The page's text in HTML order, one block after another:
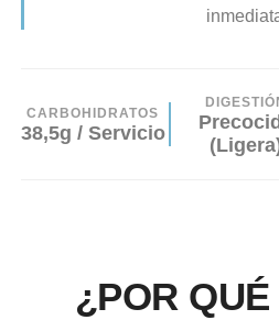
CARBOHIDRATOS
38,5g / Servicio
¿POR